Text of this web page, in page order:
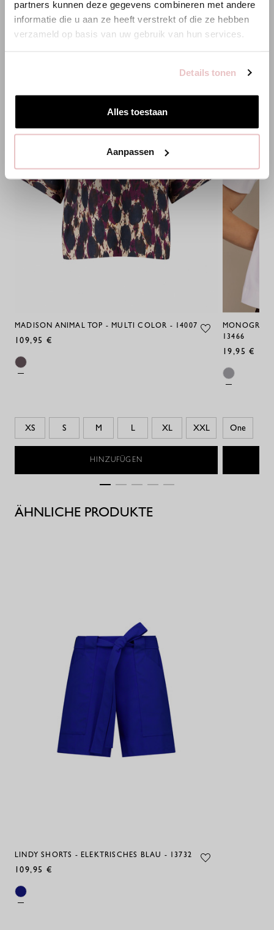
partners kunnen deze gegevens combineren met andere
informatie die u aan ze heeft verstrekt of die ze hebben
verzameld op basis van uw gebruik van hun services.
Details tonen
Alles toestaan
Aanpassen
MADISON ANIMAL TOP - MULTI COLOR - 14007
109,95 €
XS S M L XL XXL
HINZUFÜGEN
13466
19,95 €
One
ÄHNLICHE PRODUKTE
LINDY SHORTS - ELEKTRISCHES BLAU - 13732
109,95 €
Bist du am richtigen Ort?
Zur niederländischen Seite wechseln